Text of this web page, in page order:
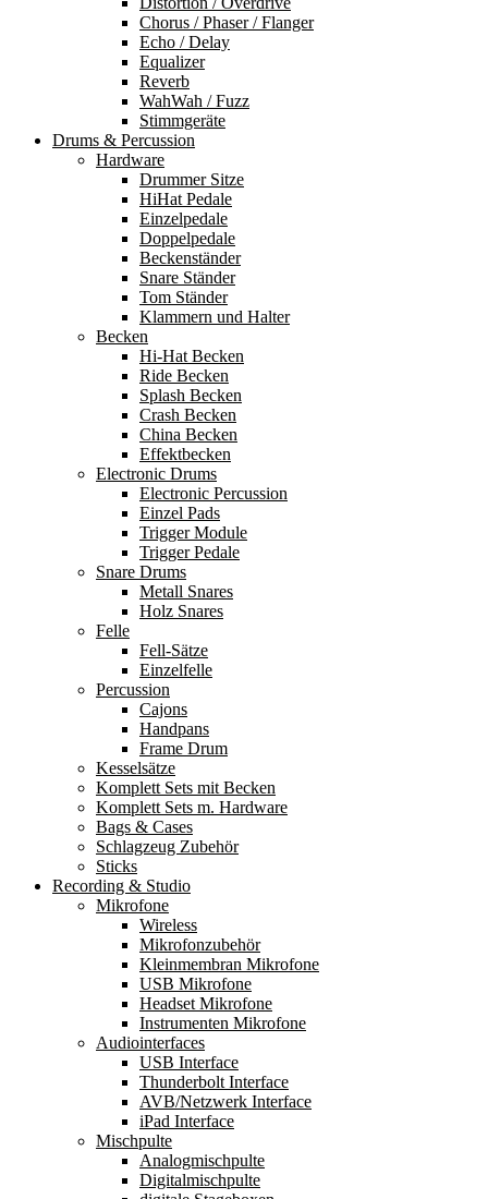
Chorus / Phaser / Flanger
Echo / Delay
Equalizer
Reverb
WahWah / Fuzz
Stimmgeräte
Drums & Percussion
Hardware
Drummer Sitze
HiHat Pedale
Einzelpedale
Doppelpedale
Beckenständer
Snare Ständer
Tom Ständer
Klammern und Halter
Becken
Hi-Hat Becken
Ride Becken
Splash Becken
Crash Becken
China Becken
Effektbecken
Electronic Drums
Electronic Percussion
Einzel Pads
Trigger Module
Trigger Pedale
Snare Drums
Metall Snares
Holz Snares
Felle
Fell-Sätze
Einzelfelle
Percussion
Cajons
Handpans
Frame Drum
Kesselsätze
Komplett Sets mit Becken
Komplett Sets m. Hardware
Bags & Cases
Schlagzeug Zubehör
Sticks
Recording & Studio
Mikrofone
Wireless
Mikrofonzubehör
Kleinmembran Mikrofone
USB Mikrofone
Headset Mikrofone
Instrumenten Mikrofone
Audiointerfaces
USB Interface
Thunderbolt Interface
AVB/Netzwerk Interface
iPad Interface
Mischpulte
Analogmischpulte
Digitalmischpulte